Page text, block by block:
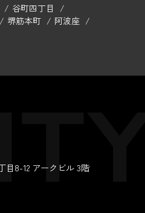
谷町四丁目
堺筋本町
阿波座
目8-12 アークビル 3階